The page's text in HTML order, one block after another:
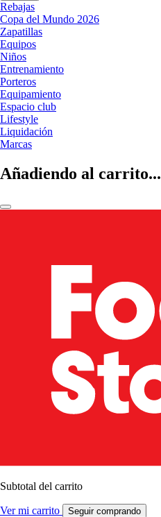
Rebajas
Copa del Mundo 2026
Zapatillas
Equipos
Niños
Entrenamiento
Porteros
Equipamiento
Espacio club
Lifestyle
Liquidación
Marcas
Añadiendo al carrito...
Subtotal del carrito
Ver mi carrito Seguir comprando